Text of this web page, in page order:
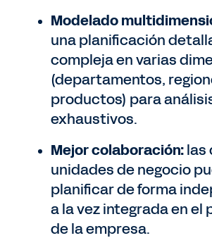
Modelado
una planificación
compleja en varias
(departamentos,
productos) para
exhaustivos.
Mejor colaboración:las
unidades de negocio
planificar de forma
a la vez integrada en el
de la empresa.